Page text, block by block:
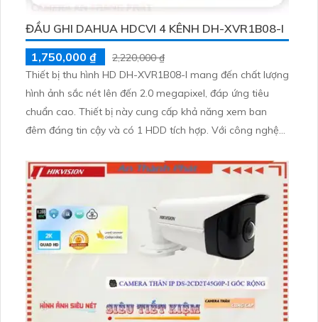
ĐẦU GHI DAHUA HDCVI 4 KÊNH DH-XVR1B08-I
1,750,000 ₫
2,220,000 ₫
Thiết bị thu hình HD DH-XVR1B08-I mang đến chất lượng
hình ảnh sắc nét lên đến 2.0 megapixel, đáp ứng tiêu
chuẩn cao. Thiết bị này cung cấp khả năng xem ban
đêm đáng tin cậy và có 1 HDD tích hợp. Với công nghệ
nâng cao